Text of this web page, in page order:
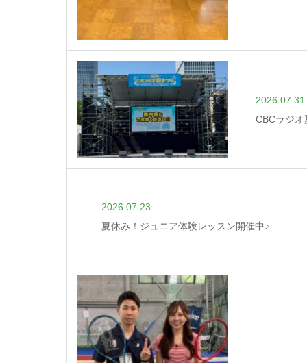
2026.07.31
CBCラジオ
2026.07.23
夏休み！ジュニア体験レッスン開催中♪